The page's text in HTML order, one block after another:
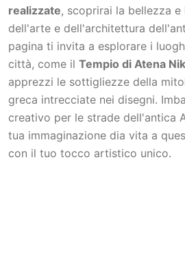
realizzate, scoprirai la bellezza
dell'arte e dell'architettura
pagina ti invita a esplorare i
città, come il Tempio di Atena
apprezzi le sottigliezze della
greca intrecciate nei disegni.
creativo per le strade dell'antica
tua immaginazione dia vita a
con il tuo tocco artistico unico.